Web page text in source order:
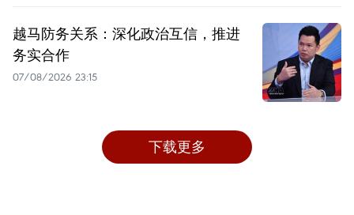
越马防务关系：深化政治互信，推进
务实合作
07/08/2026 23:15
下载更多